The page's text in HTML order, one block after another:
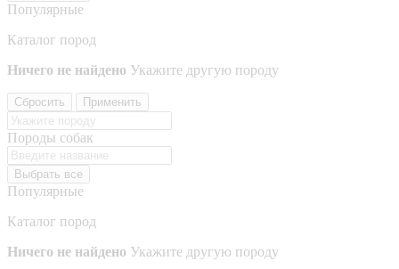
Популярные
Каталог пород
Ничего не найдено Укажите другую породу
Сбросить Применить
Породы собак
Выбрать все
Популярные
Каталог пород
Ничего не найдено Укажите другую породу